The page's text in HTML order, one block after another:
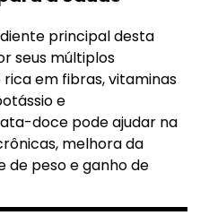
principal desta
seus múltiplos
rica em fibras, vitaminas
e
doce pode ajudar na
melhora da
de peso e ganho de